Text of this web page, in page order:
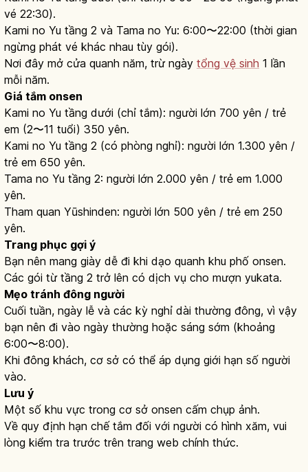
vé 22:30).
Kami no Yu tầng 2 và Tama no Yu: 6:00〜22:00 (thời gian
ngừng phát vé khác nhau tùy gói).
Nơi đây mở cửa quanh năm, trừ ngày tổng vệ sinh 1 lần
mỗi năm.
Giá tắm onsen
Kami no Yu tầng dưới (chỉ tắm): người lớn 700 yên / trẻ
em (2〜11 tuổi) 350 yên.
Kami no Yu tầng 2 (có phòng nghỉ): người lớn 1.300 yên /
trẻ em 650 yên.
Tama no Yu tầng 2: người lớn 2.000 yên / trẻ em 1.000
yên.
Tham quan Yūshinden: người lớn 500 yên / trẻ em 250
yên.
Trang phục gợi ý
Bạn nên mang giày dễ đi khi dạo quanh khu phố onsen.
Các gói từ tầng 2 trở lên có dịch vụ cho mượn yukata.
Mẹo tránh đông người
Cuối tuần, ngày lễ và các kỳ nghỉ dài thường đông, vì vậy
bạn nên đi vào ngày thường hoặc sáng sớm (khoảng
6:00〜8:00).
Khi đông khách, cơ sở có thể áp dụng giới hạn số người
vào.
Lưu ý
Một số khu vực trong cơ sở onsen cấm chụp ảnh.
Về quy định hạn chế tắm đối với người có hình xăm, vui
lòng kiểm tra trước trên trang web chính thức.